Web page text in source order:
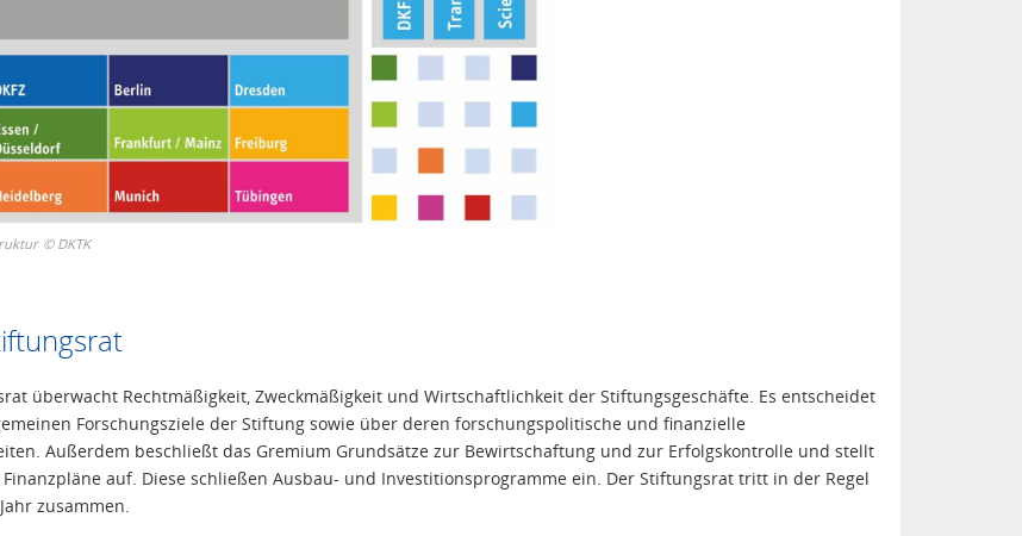
©DKTK
überwacht Rechtmäßigkeit, Zweckmäßigkeit und Wirtschaftlichkeit der Stiftungsgeschäfte. Es entscheidet
Forschungsziele der Stiftung sowie über deren forschungspolitische und finanzielle
Außerdem beschließt das Gremium Grundsätze zur Bewirtschaftung und zur Erfolgskontrolle und stellt
auf. Diese schließen Ausbau- und Investitionsprogramme ein. Der Stiftungsrat tritt in der Regel
zusammen.